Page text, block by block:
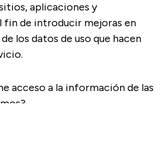
aplicaciones y
fin de introducir mejoras en
los datos de uso que hacen
acceso a la información de las